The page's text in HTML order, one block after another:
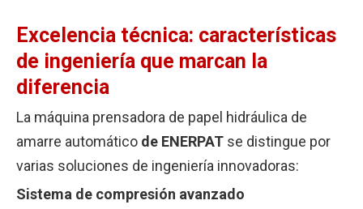
Excelencia técnica: características
de ingeniería que marcan la
diferencia
La máquina prensadora de papel hidráulica de
amarre automático de ENERPAT se distingue por
varias soluciones de ingeniería innovadoras:
Sistema de compresión avanzado